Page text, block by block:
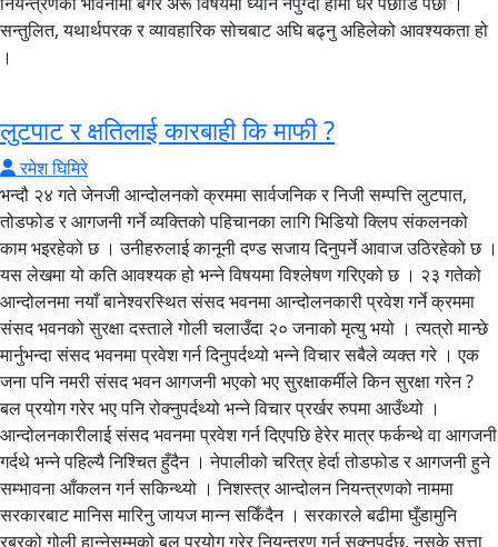
सन्तुलित, यथार्थपरक र व्यावहारिक सोचबाट अघि बढ्नु अहिलेको आवश्यकता हो
।
लुटपाट र क्षतिलाई कारबाही कि माफी ?
रमेश घिमिरे
भन्दौ २४ गते जेनजी आन्दोलनको क्रममा सार्वजनिक र निजी सम्पत्ति लुटपात,
तोडफोड र आगजनी गर्ने व्यक्तिको पहिचानका लागि भिडियो क्लिप संकलनको
काम भइरहेको छ । उनीहरुलाई कानूनी दण्ड सजाय दिनुपर्ने आवाज उठिरहेको छ ।
यस लेखमा यो कति आवश्यक हो भन्ने विषयमा विश्लेषण गरिएको छ । २३ गतेको
आन्दोलनमा नयाँ बानेश्वरस्थित संसद भवनमा आन्दोलनकारी प्रवेश गर्ने क्रममा
संसद भवनको सुरक्षा दस्ताले गोली चलाउँदा २० जनाको मृत्यु भयो । त्यत्रो मान्छे
मार्नुभन्दा संसद भवनमा प्रवेश गर्न दिनुपर्दथ्यो भन्ने विचार सबैले व्यक्त गरे । एक
जना पनि नमरी संसद भवन आगजनी भएको भए सुरक्षाकर्मीले किन सुरक्षा गरेन ?
बल प्रयोग गरेर भए पनि रोक्नुपर्दथ्यो भन्ने विचार प्रर्खर रुपमा आउँथ्यो ।
आन्दोलनकारीलाई संसद भवनमा प्रवेश गर्न दिएपछि हेरेर मात्र फर्कन्थे वा आगजनी
गर्दथे भन्ने पहिल्यै निश्चित हुँदैन । नेपालीको चरित्र हेर्दा तोडफोड र आगजनी हुने
सम्भावना आँकलन गर्न सकिन्थ्यो । निशस्त्र आन्दोलन नियन्त्रणको नाममा
सरकारबाट मानिस मारिनु जायज मान्न सकिँदैन । सरकारले बढीमा घुँडामुनि
रबरको गोली हान्नेसम्मको बल प्रयोग गरेर नियन्त्रण गर्न सक्नुपर्दछ, नसके सत्ता